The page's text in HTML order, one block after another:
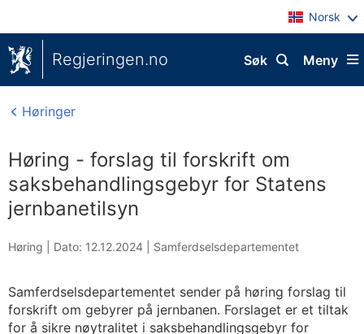
Norsk
Regjeringen.no Meny
Søk
Høringer
Høring - forslag til forskrift om
saksbehandlingsgebyr for Statens
jernbanetilsyn
Høring | Dato: 12.12.2024 Samferdselsdepartementet
Samferdselsdepartementet sender på høring forslag til
forskrift om gebyrer på jernbanen. Forslaget er et tiltak
for å sikre nøytralitet i saksbehandlingsgebyr for